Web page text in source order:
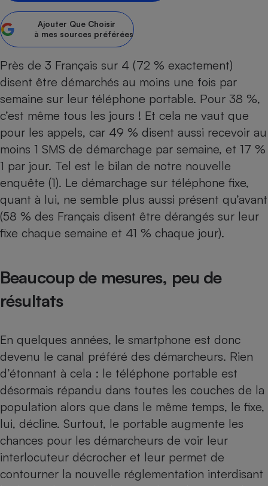
Ajouter Que Choisir
à mes sources préférées
Près de 3 Français sur 4 (72 % exactement)
disent être démarchés au moins une fois par
semaine sur leur téléphone portable. Pour 38 %,
c’est même tous les jours ! Et cela ne vaut que
pour les appels, car 49 % disent aussi recevoir au
moins 1 SMS de démarchage par semaine, et 17 %
1 par jour. Tel est le bilan de notre nouvelle
enquête (1). Le démarchage sur téléphone fixe,
quant à lui, ne semble plus aussi présent qu’avant
(58 % des Français disent être dérangés sur leur
fixe chaque semaine et 41 % chaque jour).
Beaucoup de mesures, peu de
résultats
En quelques années, le smartphone est donc
devenu le canal préféré des démarcheurs. Rien
d’étonnant à cela : le téléphone portable est
désormais répandu dans toutes les couches de la
population alors que dans le même temps, le fixe,
lui, décline. Surtout, le portable augmente les
chances pour les démarcheurs de voir leur
interlocuteur décrocher et leur permet de
contourner la nouvelle réglementation interdisant
bouteille
Banque
Climatiseur -
Ventilateur
Téléviseur
Téléphone mobile -
Smartphone
Antivirus
Matelas
Radiateur électrique
Climatiseur -
Ventilateur
Antimoustique